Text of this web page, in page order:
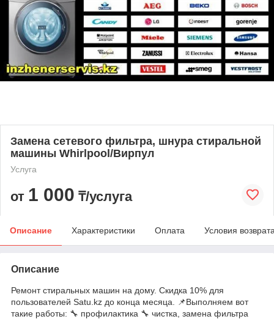
Замена сетевого фильтра, шнура стиральной
машины Whirlpool/Вирпул
Услуга
от 1 000 ₸/услуга
Описание Характеристики Оплата Условия
Описание
Ремонт стиральных машин на дому. Скидка 10% для
пользователей Satu.kz до конца месяца. 📌Выполняем вот
такие работы: 🔧 профилактика 🔧 чистка, замена фильтра